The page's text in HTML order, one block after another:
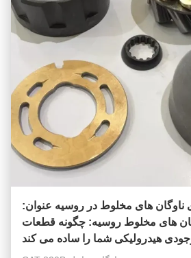
ناوگان های مخلوط در روسیه عنوان:
های مخلوط روسیه: چگونه قطعات
هیدرولیکی شما را ساده می کند